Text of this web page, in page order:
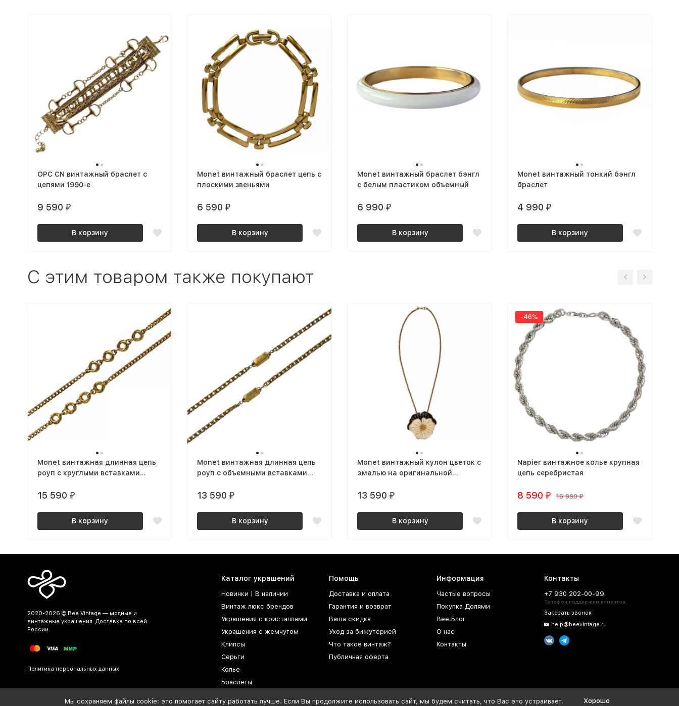
OPC CN винтажный браслет с
цепями 1990-е
9 590 ₽
В корзину
Monet винтажный браслет цепь с
плоскими звеньями
6 590 ₽
В корзину
Monet винтажный браслет бэнгл
с белым пластиком объемный
6 990 ₽
В корзину
Monet винтажный тонкий бэнгл
браслет
4 990 ₽
В корзину
C этим товаром также покупают
Monet винтажная длинная цепь
роуп с круглыми вставками
15 590 ₽
В корзину
Monet винтажная длинная цепь
роуп с объемными вставками
13 590 ₽
В корзину
Monet винтажный кулон цветок с
эмалью на оригинальной
13 590 ₽
В корзину
-46%
Napier винтажное колье крупная
цепь серебристая
8 590 ₽ 15 990 ₽
В корзину
2020-2026 © Bee Vintage — модные и
винтажные украшения. Доставка по всей
России.
Политика персональных данных
Каталог украшений
Новинки | В наличии
Винтаж люкс брендов
Украшения с кристаллами
Украшения с жемчугом
Клипсы
Серьги
Колье
Браслеты
Помощь
Доставка и оплата
Гарантия и возврат
Ваша скидка
Уход за бижутерией
Что такое винтаж?
Публичная оферта
Информация
Частые вопросы
Покупка Долями
Bee.Блог
О нас
Контакты
Контакты
+7 930 202-00-99
Телефон поддержки клиентов
Заказать звонок
help@beevintage.ru
Мы сохраняем файлы cookie: это помогает сайту работать лучше. Если Вы продолжите использовать сайт, мы будем считать, что Вас это устраивает. Хорошо